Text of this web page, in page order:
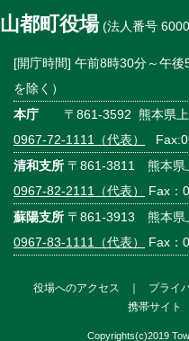
山都町役場(法人番号
[開庁時間] 午前8時30分～午
を除く）
本庁 〒861-3592 熊本県上
0967-72-1111（代表）
清和支所 〒861-3811 熊本県
0967-82-2111（代表）
Fax：
蘇陽支所 〒861-3913 熊本県
0967-83-1111（代表）
Fax：
役場へのアクセス ｜ プライ
携帯サイト
Copyrights(c)2019